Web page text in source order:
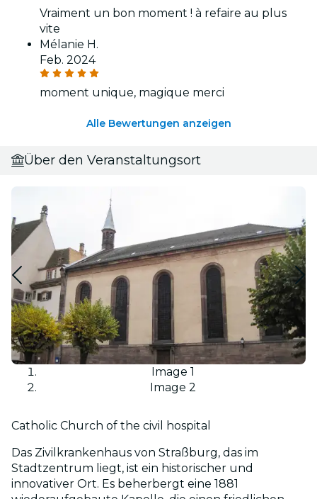
Vraiment un bon moment ! à refaire au plus
vite
Mélanie H.
Feb. 2024
moment unique, magique merci
Alle Bewertungen anzeigen
Über den Veranstaltungsort
Image 1
Image 2
Catholic Church of the civil hospital
Das Zivilkrankenhaus von Straßburg, das im
Stadtzentrum liegt, ist ein historischer und
innovativer Ort. Es beherbergt eine 1881